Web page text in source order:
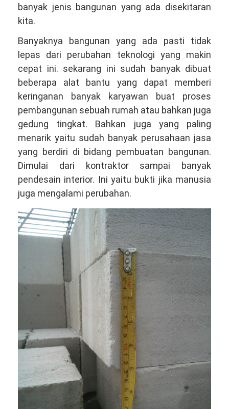
banyak jenis bangunan yang ada disekitaran
kita.
Banyaknya bangunan yang ada pasti tidak
lepas dari perubahan teknologi yang makin
cepat ini. sekarang ini sudah banyak dibuat
beberapa alat bantu yang dapat memberi
keringanan banyak karyawan buat proses
pembangunan sebuah rumah atau bahkan juga
gedung tingkat. Bahkan juga yang paling
menarik yaitu sudah banyak perusahaan jasa
yang berdiri di bidang pembuatan bangunan.
Dimulai dari kontraktor sampai banyak
pendesain interior. Ini yaitu bukti jika manusia
juga mengalami perubahan.